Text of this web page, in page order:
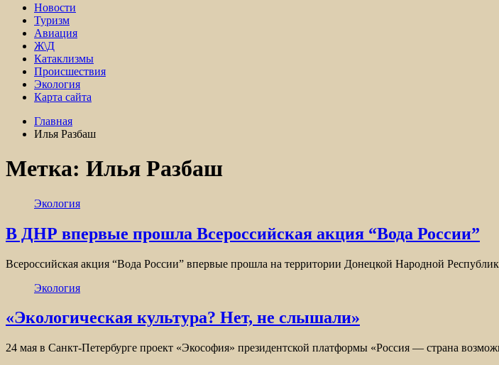
Новости
Туризм
Авиация
Ж\Д
Катаклизмы
Происшествия
Экология
Карта сайта
Главная
Илья Разбаш
Метка: Илья Разбаш
Экология
В ДНР впервые прошла Всероссийская акция “Вода России”
Всероссийская акция “Вода России” впервые прошла на территории Донецкой Народной
Экология
«Экологическая культура? Нет, не слышали»
24 мая в Санкт-Петербурге проект «Экософия» президентской платформы «Россия — страна